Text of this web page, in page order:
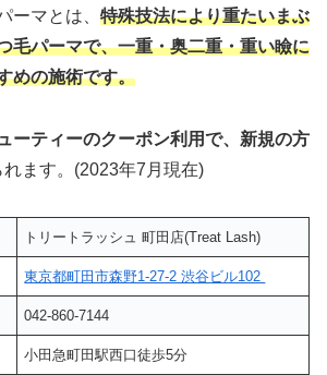
ーマとは、 特殊技法により重たいまぶ
毛パーマで、一重・奥二重・重い瞼に
めの施術です。
ーティーのクーポン利用で、新規の方
れます。(2023年7月現在)
トリートラッシュ 町田店(Treat Lash)
東京都町田市森野1-27-2 渋谷ビル102
042-860-7144
小田急町田駅西口徒歩5分